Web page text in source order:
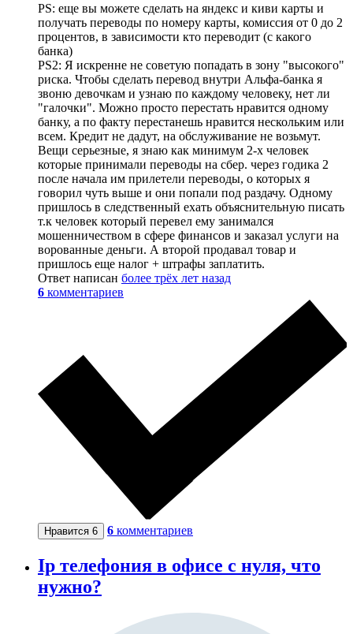
PS: еще вы можете сделать на яндекс и киви карты и
получать переводы по номеру карты, комиссия от 0 до 2
процентов, в зависимости кто переводит (с какого
банка)
PS2: Я искренне не советую попадать в зону "высокого"
риска. Чтобы сделать перевод внутри Альфа-банка я
звоню девочкам и узнаю по каждому человеку, нет ли
"галочки". Можно просто перестать нравится одному
банку, а по факту перестанешь нравится нескольким или
всем. Кредит не дадут, на обслуживание не возьмут.
Вещи серьезные, я знаю как минимум 2-х человек
которые принимали переводы на сбер. через годика 2
после начала им прилетели переводы, о которых я
говорил чуть выше и они попали под раздачу. Одному
пришлось в следственный ехать объяснительную писать
т.к человек который перевел ему занимался
мошенничеством в сфере финансов и заказал услуги на
ворованные деньги. А второй продавал товар и
пришлось еще налог + штрафы заплатить.
Ответ написан более трёх лет назад
6 комментариев
Нравится 6 6 комментариев
Ip телефония в офисе с нуля, что
нужно?